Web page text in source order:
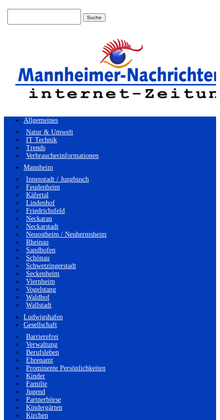
Allgemeines
Natur & Umwelt
IT Technik
Trends
Verbraucherinformationen
Mannheim
Innenstadt / Jungbusch
Feudenheim
Käfertal
Lindenhof
Friedrichsfeld
Neckarau
Neckarstadt
Neuostheim / Neuhermsheim
Rheinau
Sandhofen
Schönau
Schwetzingerstadt
Seckenheim
Viernheim
Vogelstang
Waldhof
Wallstadt
Ludwigshafen
Gesellschaft
Barrierefrei
Verwaltung
Berufsleben
Ehrenamt
Prominente Persönlichkeiten
Kinder
Familie
Jugend
Partnerbörse
Kindergärten
Kirchen